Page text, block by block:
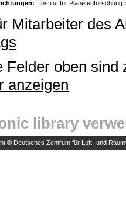
Institut für Planetenforschung
Mitarbeiter des
Felder oben
anzeigen
library
© Deutsches Zentrum für Luft- und